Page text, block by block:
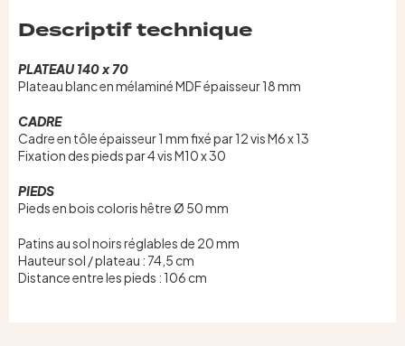
Descriptif technique
PLATEAU 140 x 70
Plateau blanc en mélaminé MDF épaisseur 18 mm
CADRE
Cadre en tôle épaisseur 1 mm fixé par 12 vis M6 x 13
Fixation des pieds par 4 vis M10 x 30
PIEDS
Pieds en bois coloris hêtre Ø 50 mm
Patins au sol noirs réglables de 20 mm
Hauteur sol / plateau : 74,5 cm
Distance entre les pieds : 106 cm